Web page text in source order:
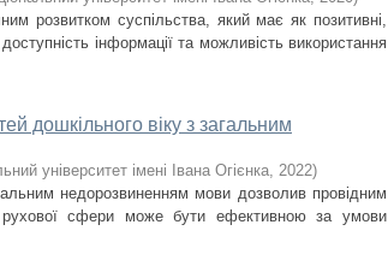
розвитком суспільства, який має як позитивні,
інформації та можливість використання
дошкільного віку з загальним
університет імені Івана Огієнка, 2022)
недорозвиненням мови дозволив провідним
рухової сфери може бути ефективною за умови